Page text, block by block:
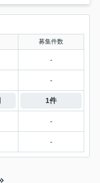
募集件数
-
-
1件
-
-